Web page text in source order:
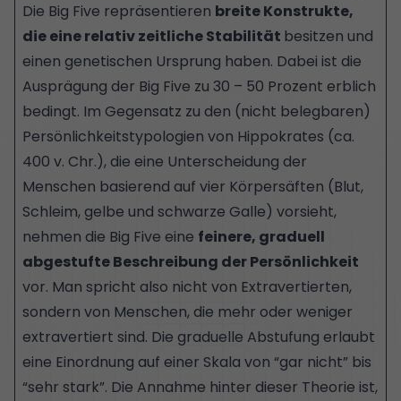
Die Big Five repräsentieren breite Konstrukte,
die eine relativ zeitliche Stabilität besitzen und
einen genetischen Ursprung haben. Dabei ist die
Ausprägung der Big Five zu 30 – 50 Prozent erblich
bedingt. Im Gegensatz zu den (nicht belegbaren)
Persönlichkeitstypologien von Hippokrates (ca.
400 v. Chr.), die eine Unterscheidung der
Menschen basierend auf vier Körpersäften (Blut,
Schleim, gelbe und schwarze Galle) vorsieht,
nehmen die Big Five eine feinere, graduell
abgestufte Beschreibung der Persönlichkeit
vor. Man spricht also nicht von Extravertierten,
sondern von Menschen, die mehr oder weniger
extravertiert sind. Die graduelle Abstufung erlaubt
eine Einordnung auf einer Skala von “gar nicht” bis
“sehr stark”. Die Annahme hinter dieser Theorie ist,